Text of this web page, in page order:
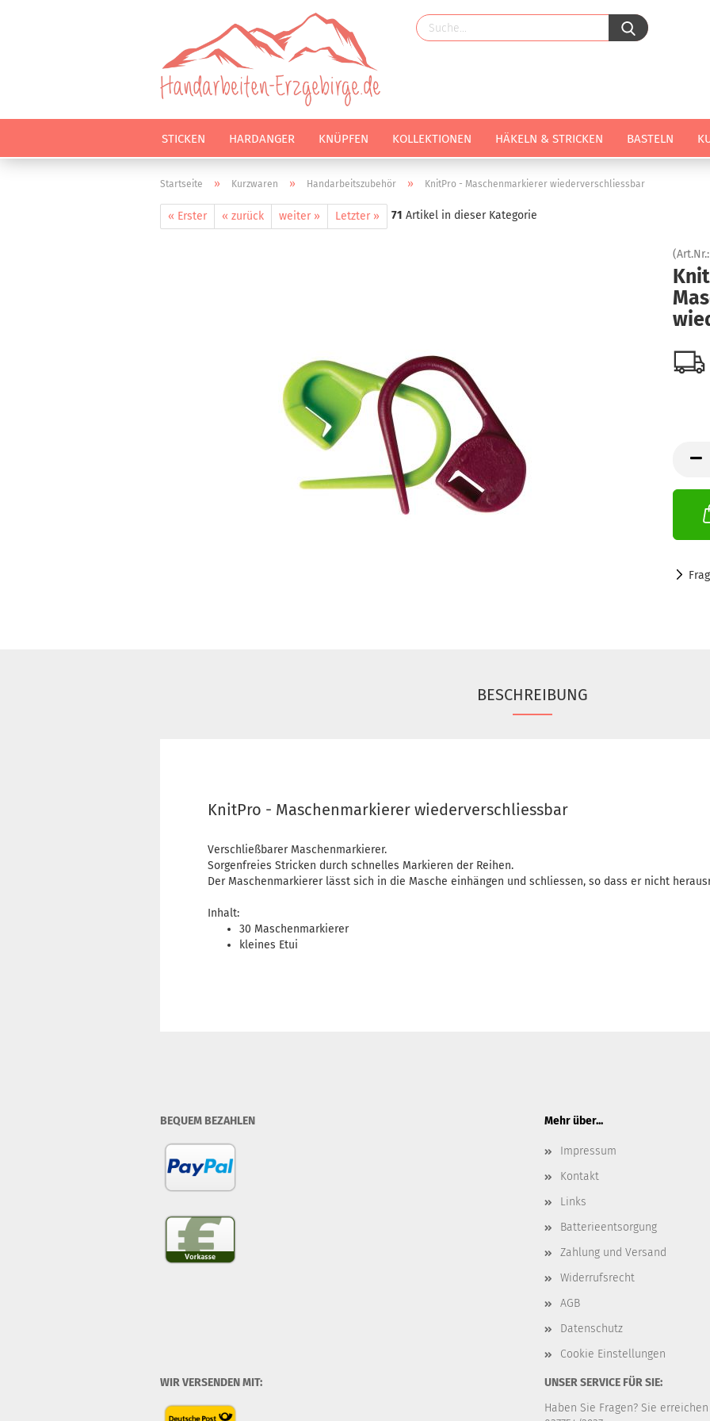
STICKEN HARDANGER KNÜPFEN KOLLEKTIONEN HÄKELN & STRICKEN BASTELN
Startseite » Kurzwaren » Handarbeitszubehör » KnitPro - Maschenmarkierer wiederverschliessbar
« Erster « zurück weiter » Letzter » 71 Artikel in dieser Kategorie
(Art.Nr.:
BESCHREIBUNG
KnitPro - Maschenmarkierer wiederverschliessbar
Verschließbarer Maschenmarkierer.
Sorgenfreies Stricken durch schnelles Markieren der Reihen.
Der Maschenmarkierer lässt sich in die Masche einhängen und schliessen, so dass er nicht
Inhalt:
30 Maschenmarkierer
kleines Etui
BEQUEM BEZAHLEN Mehr über...
Impressum
Kontakt
Links
Batterieentsorgung
Zahlung und Versand
Widerrufsrecht
AGB
Datenschutz
Cookie Einstellungen
WIR VERSENDEN MIT:
UNSER SERVICE FÜR SIE:
Haben Sie Fragen? Sie